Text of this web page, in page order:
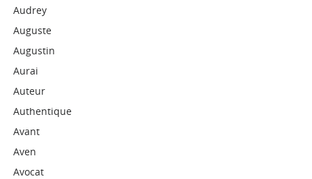
Audrey
Auguste
Augustin
Aurai
Auteur
Authentique
Avant
Aven
Avocat